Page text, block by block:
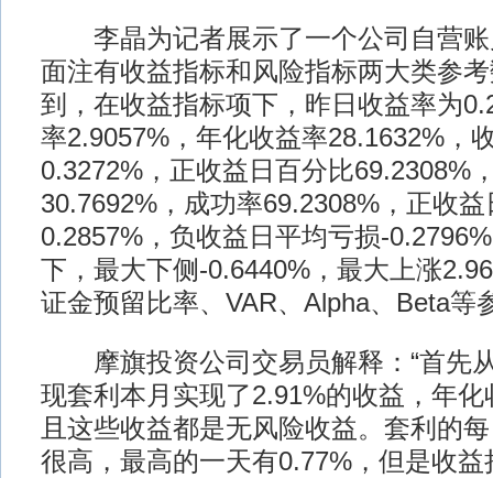
李晶为记者展示了一个公司自营账
面注有收益指标和风险指标两大类参
到，在收益指标项下，昨日收益率为
率2.9057%，年化收益率28.1632%，
0.3272%，正收益日百分比69.2308%
30.7692%，成功率69.2308%，正收
0.2857%，负收益日平均亏损-
下，最大下侧-0.6440%，最大上涨
证金预留比率、VAR、Alpha、Beta等
摩旗投资公司交易员解释：“首先
现套利本月实现了2.91%的收益，年
且这些收益都是无风险收益。套利的
很高，最高的一天有0.77%，但是收